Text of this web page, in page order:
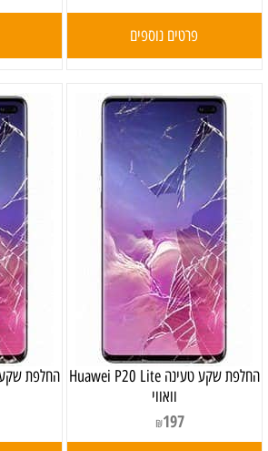
פרטים נוספים
‏החלפת שקע טעינה Huawei P20 Lite
וואווי
₪197